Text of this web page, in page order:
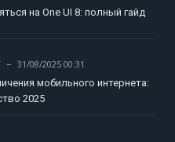
на One UI 8: полный гайд
31/08/2025 00:31
мобильного интернета:
2025